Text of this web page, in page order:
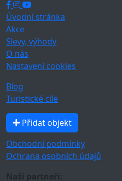
Úvodní stránka
Akce
Slevy, výhody
O nás
Nastavení cookies
Blog
Turistické cíle
Přidat objekt
Obchodní podmínky
Ochrana osobních údajů
Naši partneři: